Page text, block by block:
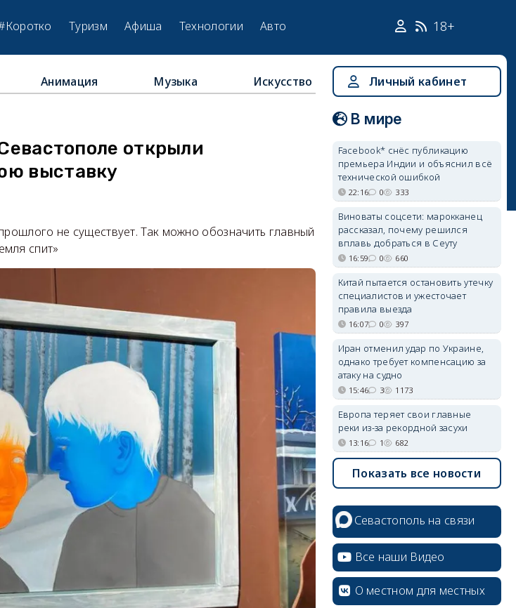
Туризм Афиша Технологии Авто 18+
Анимация Музыка Искусство
открыли
выставку
не существует. Так можно обозначить главный
спит»
Личный кабинет
В мире
Facebook* снёс публикацию
премьера Индии и объяснил всё
технической ошибкой
22:16 0 333
Виноваты соцсети: марокканец
рассказал, почему решился
вплавь добраться в Сеуту
16:59 0 660
Китай пытается остановить утечку
специалистов и ужесточает
правила выезда
16:07 0 397
Иран отменил удар по Украине,
однако требует компенсацию за
атаку на судно
15:46 3 1173
Европа теряет свои главные
реки из-за рекордной засухи
13:16 1 682
Показать все новости
Севастополь на связи
Все наши Видео
О местном для местных